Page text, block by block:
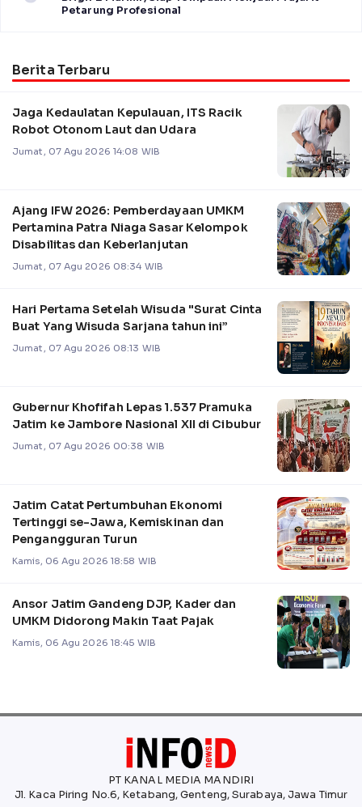
Petarung Profesional
Berita Terbaru
Jaga Kedaulatan Kepulauan, ITS Racik
Robot Otonom Laut dan Udara
Jumat, 07 Agu 2026 14:08 WIB
Ajang IFW 2026: Pemberdayaan UMKM
Pertamina Patra Niaga Sasar Kelompok
Disabilitas dan Keberlanjutan
Jumat, 07 Agu 2026 08:34 WIB
Hari Pertama Setelah Wisuda "Surat Cinta
Buat Yang Wisuda Sarjana tahun ini”
Jumat, 07 Agu 2026 08:13 WIB
Gubernur Khofifah Lepas 1.537 Pramuka
Jatim ke Jambore Nasional XII di Cibubur
Jumat, 07 Agu 2026 00:38 WIB
Jatim Catat Pertumbuhan Ekonomi
Tertinggi se-Jawa, Kemiskinan dan
Pengangguran Turun
Kamis, 06 Agu 2026 18:58 WIB
Ansor Jatim Gandeng DJP, Kader dan
UMKM Didorong Makin Taat Pajak
Kamis, 06 Agu 2026 18:45 WIB
PT KANAL MEDIA MANDIRI
Jl. Kaca Piring No.6, Ketabang, Genteng, Surabaya, Jawa Timur